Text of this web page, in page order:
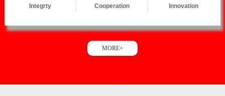
Integrty Cooperation Innovation
MORE+